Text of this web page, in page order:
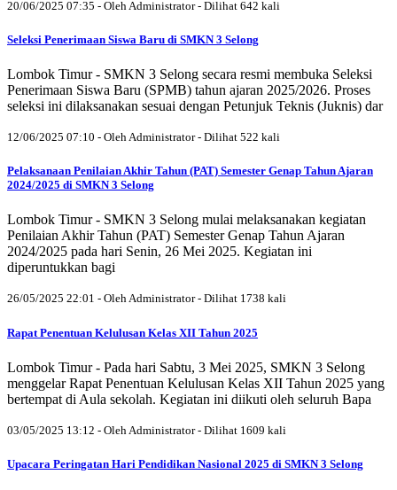
20/06/2025 07:35 - Oleh Administrator - Dilihat 642 kali
Seleksi Penerimaan Siswa Baru di SMKN 3 Selong
Lombok Timur - SMKN 3 Selong secara resmi membuka Seleksi
Penerimaan Siswa Baru (SPMB) tahun ajaran 2025/2026. Proses
seleksi ini dilaksanakan sesuai dengan Petunjuk Teknis (Juknis) dar
12/06/2025 07:10 - Oleh Administrator - Dilihat 522 kali
Pelaksanaan Penilaian Akhir Tahun (PAT) Semester Genap Tahun Ajaran
2024/2025 di SMKN 3 Selong
Lombok Timur - SMKN 3 Selong mulai melaksanakan kegiatan
Penilaian Akhir Tahun (PAT) Semester Genap Tahun Ajaran
2024/2025 pada hari Senin, 26 Mei 2025. Kegiatan ini
diperuntukkan bagi
26/05/2025 22:01 - Oleh Administrator - Dilihat 1738 kali
Rapat Penentuan Kelulusan Kelas XII Tahun 2025
Lombok Timur - Pada hari Sabtu, 3 Mei 2025, SMKN 3 Selong
menggelar Rapat Penentuan Kelulusan Kelas XII Tahun 2025 yang
bertempat di Aula sekolah. Kegiatan ini diikuti oleh seluruh Bapa
03/05/2025 13:12 - Oleh Administrator - Dilihat 1609 kali
Upacara Peringatan Hari Pendidikan Nasional 2025 di SMKN 3 Selong